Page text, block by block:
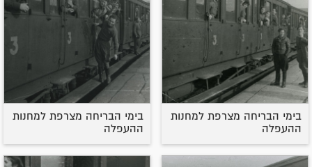
בימי הבריחה מצרפת למחנות
ההעפלה
בימי הבריחה מצרפת למחנות
ההעפלה